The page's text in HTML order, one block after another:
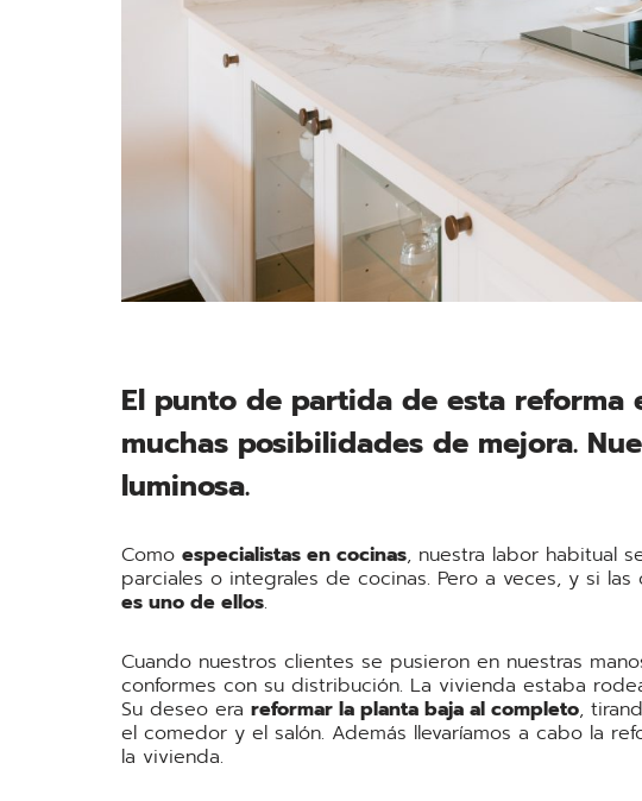
El punto de partida de esta reforma
muchas posibilidades de mejora.
luminosa.
Como especialistas en cocinas, nuestra labor habitual
parciales o integrales de cocinas. Pero a veces, y si
es uno de ellos.
Cuando nuestros clientes se pusieron en nuestras
conformes con su distribución. La vivienda estaba
Su deseo era reformar la planta baja al completo,
el comedor y el salón. Además llevaríamos a cabo la
la vivienda.